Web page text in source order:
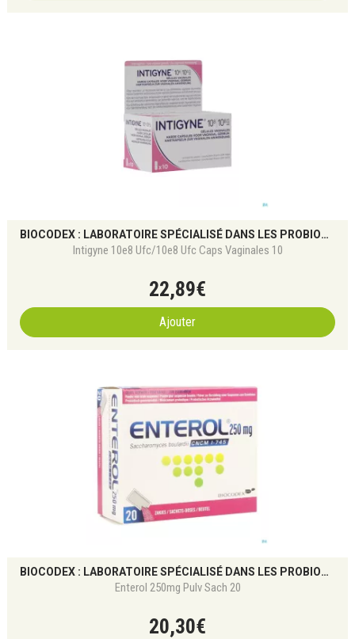
BIOCODEX : LABORATOIRE SPÉCIALISÉ DANS LES PROBIOTIQUES ET LA SANTÉ DU MICROBIOTE
Intigyne 10e8 Ufc/10e8 Ufc Caps Vaginales 10
22,89€
Ajouter
BIOCODEX : LABORATOIRE SPÉCIALISÉ DANS LES PROBIOTIQUES ET LA SANTÉ DU MICROBIOTE
Enterol 250mg Pulv Sach 20
20,30€